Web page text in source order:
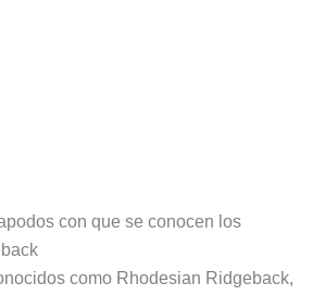
con que se conocen los
como Rhodesian Ridgeback,